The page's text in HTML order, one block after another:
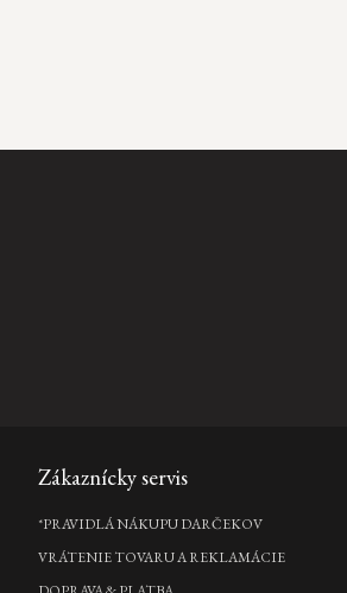
Zápätie
Zákaznícky servis
*PRAVIDLÁ NÁKUPU DARČEKOV
VRÁTENIE TOVARU A REKLAMÁCIE